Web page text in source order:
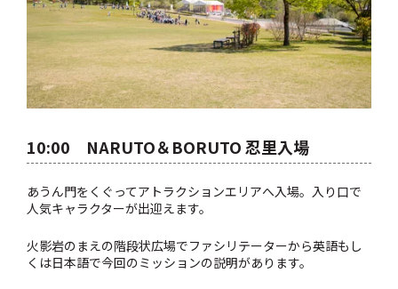
10:00 NARUTO＆BORUTO 忍里入場
あうん門をくぐってアトラクションエリアへ入場。入り口で
人気キャラクターが出迎えます。
火影岩のまえの階段状広場でファシリテーターから英語もし
くは日本語で今回のミッションの説明があります。